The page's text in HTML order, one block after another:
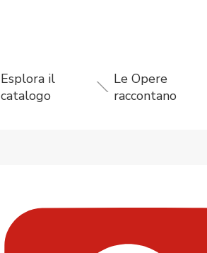
Esplora il
catalogo
Le Opere
raccontano